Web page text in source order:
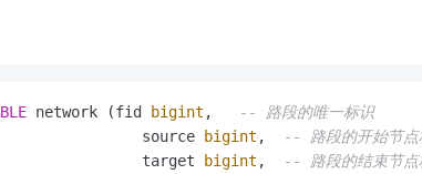
network (fid bigint ,
-- 路段的唯一标识
source
bigint ,
-- 路段的开始节点
target
bigint ,
-- 路段的结束节点